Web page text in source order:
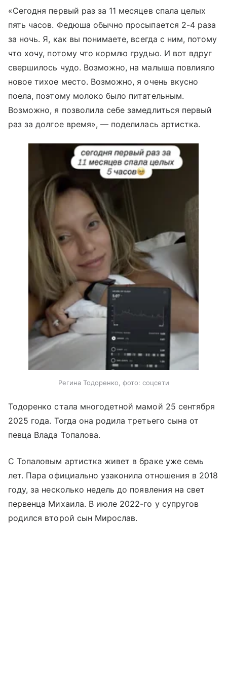
«Сегодня первый раз за 11 месяцев спала целых
пять часов. Федюша обычно просыпается 2-4 раза
за ночь. Я, как вы понимаете, всегда с ним, потому
что хочу, потому что кормлю грудью. И вот вдруг
свершилось чудо. Возможно, на малыша повлияло
новое тихое место. Возможно, я очень вкусно
поела, поэтому молоко было питательным.
Возможно, я позволила себе замедлиться первый
раз за долгое время», — поделилась артистка.
Регина Тодоренко, фото: соцсети
Тодоренко стала многодетной мамой 25 сентября
2025 года. Тогда она родила третьего сына от
певца Влада Топалова.
С Топаловым артистка живет в браке уже семь
лет. Пара официально узаконила отношения в 2018
году, за несколько недель до появления на свет
первенца Михаила. В июле 2022-го у супругов
родился второй сын Мирослав.